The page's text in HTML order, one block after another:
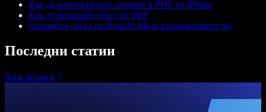
Как да конвертирате снимки в PDF на iPhone
Как да копирате текст от PDF
Открийте света на Read to Me и алтернативите му
Последни статии
Виж всички